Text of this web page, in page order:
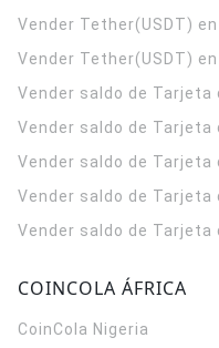
Vender Tether(USDT) en
Vender Tether(USDT) en
Vender saldo de Tarjeta
Vender saldo de Tarjeta
Vender saldo de Tarjeta
Vender saldo de Tarjeta
Vender saldo de Tarjeta
COINCOLA ÁFRICA
CoinCola Nigeria